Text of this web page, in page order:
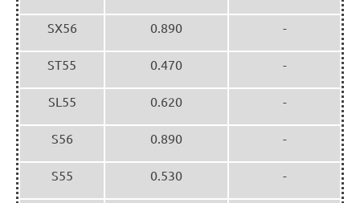
SX56 0.890 -
ST55 0.470 -
SL55 0.620 -
S56 0.890 -
S55 0.530 -